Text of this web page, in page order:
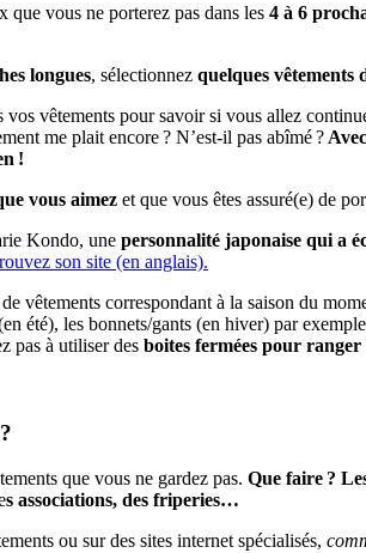
que vous ne porterez pas dans les 4 à 6
longues, sélectionnez quelques vêtements
vêtements pour savoir si vous allez
me plait encore ? N’est-il pas abîmé ?
!
vous aimez et que vous êtes assuré(e) de
Kondo, une personnalité japonaise qui a
son site (en anglais).
vêtements correspondant à la saison du
été), les bonnets/gants (en hiver) par
pas à utiliser des boites fermées pour ranger
que vous ne gardez pas. Que faire ?
s associations, des friperies…
ou sur des sites internet spécialisés,